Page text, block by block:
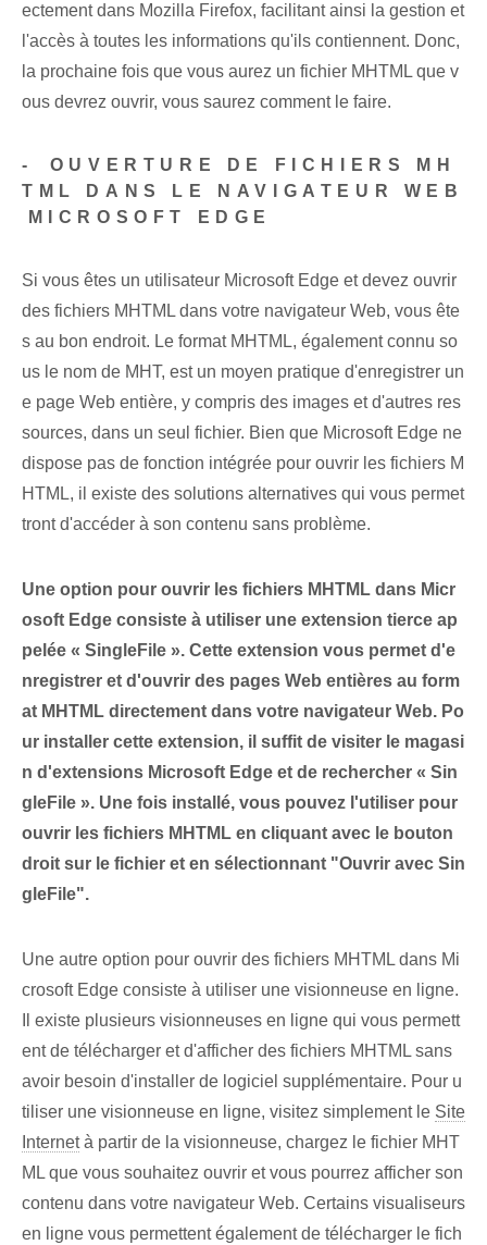
ectement dans Mozilla Firefox, facilitant ainsi la gestion et
l'accès à toutes les informations qu'ils contiennent. ⁣Donc,
la prochaine fois que vous aurez un fichier MHTML que v
ous devrez ouvrir, vous saurez⁤ comment le faire.
-⁢ OUVERTURE DE FICHIERS MH
TML‍ DANS LE NAVIGATEUR WEB
⁤MICROSOFT ‌EDGE
Si vous êtes un utilisateur Microsoft Edge et devez ouvrir
des fichiers MHTML dans votre navigateur Web, vous ête
s au bon endroit. Le format MHTML, également connu so
us le nom de MHT, est un moyen pratique d'enregistrer un
e page Web entière, y compris des images et d'autres res
sources, dans un seul fichier. Bien que Microsoft Edge ne
dispose pas de fonction intégrée pour ouvrir les fichiers M
HTML, il existe des solutions alternatives qui vous permet
tront d'accéder à son contenu sans problème.
Une option pour ouvrir les fichiers MHTML dans Micr
osoft Edge consiste à utiliser une extension tierce ap
pelée « SingleFile ». ‌Cette extension vous permet d'e
nregistrer‌ et ‍d'ouvrir des pages Web entières‌ au form
at MHTML‍ directement dans votre navigateur Web. Po
ur ⁤installer cette​ extension, ⁢il suffit de visiter le magasi
n d'extensions Microsoft Edge et de rechercher « Sin
gleFile ». Une fois installé, vous pouvez l'utiliser pour
ouvrir les fichiers MHTML en cliquant avec le bouton
droit sur le fichier et en sélectionnant "Ouvrir avec Sin
gleFile".
Une autre option pour ouvrir des fichiers MHTML dans Mi
crosoft Edge consiste à utiliser une visionneuse en ligne.
Il existe plusieurs visionneuses en ligne qui vous permett
ent de télécharger et d'afficher des fichiers MHTML sans
avoir besoin d'installer de logiciel supplémentaire. Pour u
tiliser une visionneuse en ligne, visitez simplement le Site
Internetà partir de la visionneuse, chargez le fichier MHT
ML que vous souhaitez ouvrir et vous pourrez afficher son
contenu dans votre navigateur Web. Certains visualiseurs
en ligne vous permettent également de télécharger le fich